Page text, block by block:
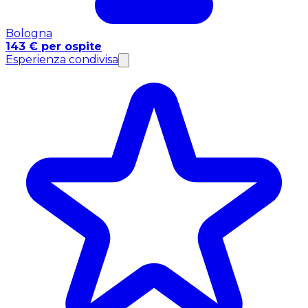
Bologna
143 € per ospite
Esperienza condivisa